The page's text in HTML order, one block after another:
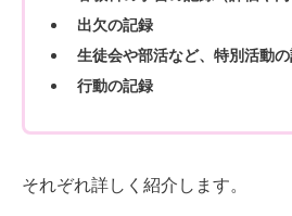
出欠の記録
生徒会や部活など、特別活動
行動の記録
それぞれ詳しく紹介します。